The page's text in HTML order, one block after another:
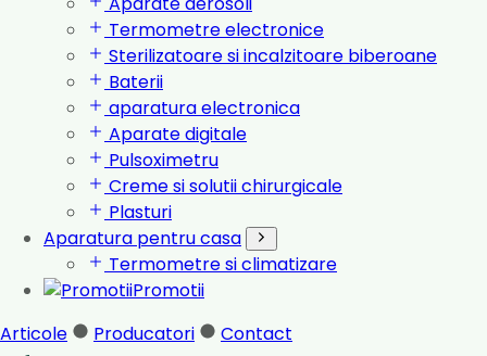
Termometre electronice
Sterilizatoare si incalzitoare biberoane
Baterii
aparatura electronica
Aparate digitale
Pulsoximetru
Creme si solutii chirurgicale
Plasturi
Aparatura pentru casa
Termometre si climatizare
Promotii
Articole
Producatori Contact